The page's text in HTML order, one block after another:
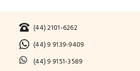
(44) 2101-6262
(44) 9 9139-9409
(44) 9 9151-3589